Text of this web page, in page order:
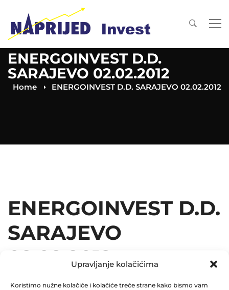
Upravljanje kolačićima
Koristimo nužne kolačiće i kolačiće treće strane kako bismo vam
ENERGOINVEST D.D.
SARAJEVO 02.02.2012
Home ENERGOINVEST D.D. SARAJEVO 02.02.2012
ENERGOINVEST D.D.
SARAJEVO
02.02.2012
0 Comments